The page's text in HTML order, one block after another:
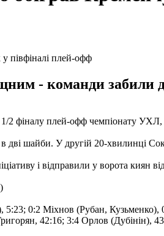
- команди забили
2 фіналу плей-офф чемпіонату УХЛ,
дві шайби. У другій 20-хвилинці
і відправили у ворота
0:2 Міхнов (Рубан,
42:16; 3:4 Орлов (Дубінін),